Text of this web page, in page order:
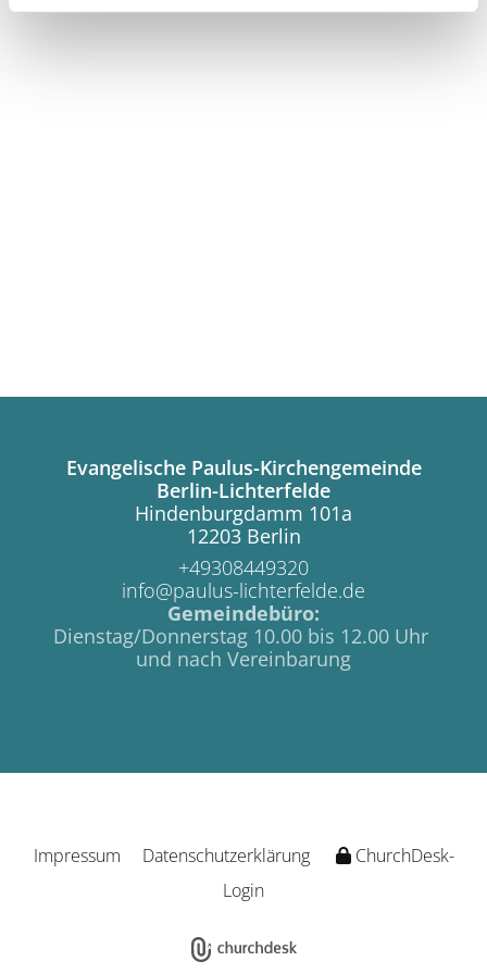
Evangelische Paulus-Kirchengemeinde
Berlin-Lichterfelde
Hindenburgdamm 101a
12203 Berlin
+49308449320
info@paulus-lichterfelde.de
Gemeindebüro:
Dienstag/Donnerstag 10.00 bis 12.00 Uhr
und nach Vereinbarung
Impressum Datenschutzerklärung
ChurchDesk-
Login